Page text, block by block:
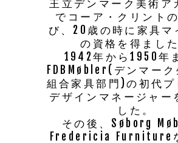
王立デンマーク美術ア
でコーア・クリント
び、20歳の時に家具マ
の資格を得ました
1942年から1950年
FDBMøbler(デンマーク
組合家具部門)の初代プ
デザインマネージャー
した。
その後、Søborg
Fredericia Furniture